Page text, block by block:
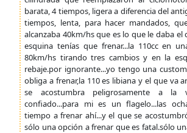
barata, 4 tiempos, ligera a diferencia del
tiempos, lenta, para hacer mandados,
alcanzaba 40km/hs que es lo que le daba
esquina tenías que frenar...la 110cc en
80km/hs tirando tres cambios y en la
rebaje.por ignorante...yo tengo una
obliga a frenar,la 110 es libiana y el que va
se acostumbra peligrosamente a la
confiado...para mi es un flagelo...las
tiempo a frenar ahí...y el que se
sólo una opción a frenar que es fatal.sólo